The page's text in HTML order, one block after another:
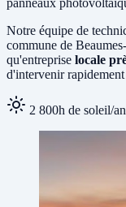
Notre équipe de
commune de
qu'entreprise locale
d'intervenir
2 800h de soleil/an